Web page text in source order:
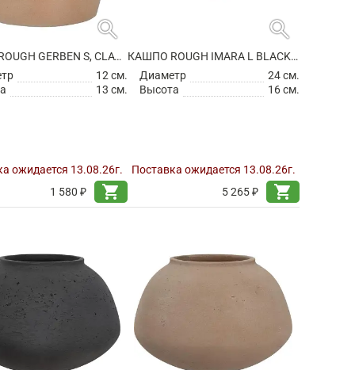
search
КАШПО ROUGH GERBEN S, CLAY WASHED
12 см.
13 см.
ожидается 13.08.26г.
1 580 ₽
shopping_cart
search
КАШПО ROUGH IMARA L BLACK WASHED
Диаметр
24 см.
Высота
16 см.
Поставка ожидается 13.08.26г.
5 265 ₽
shopping_cart